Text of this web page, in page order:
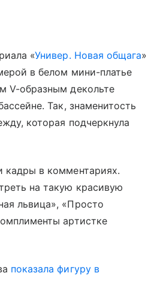
«Универ. Новая общага»
в белом мини-платье
V-образным декольте
Так, знаменитость
которая подчеркнула
кадры в комментариях.
на такую красивую
львица», «Просто
артистке
показала фигуру в